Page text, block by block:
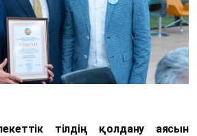
тілдің қолдану аясын